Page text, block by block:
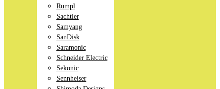
Rumpl
Sachtler
Samyang
SanDisk
Saramonic
Schneider Electric
Sekonic
Sennheiser